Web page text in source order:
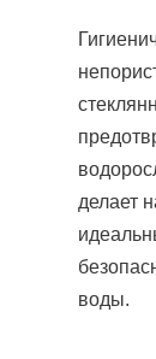
делает
воды.